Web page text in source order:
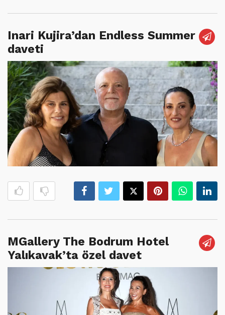
Inari Kujira’dan Endless Summer
daveti
MGallery The Bodrum Hotel
Yalıkavak’ta özel davet